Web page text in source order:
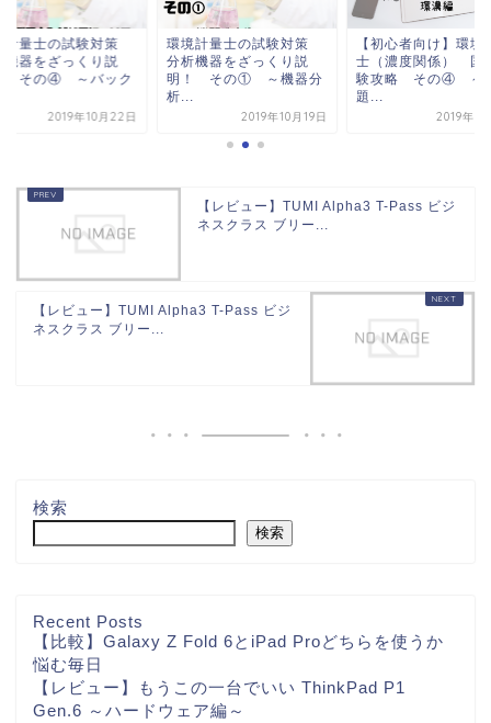
計量士の試験対策
機器をざっくり説
その④ ～バック
2019年10月22日
環境計量士の試験対策
分析機器をざっくり説
明！ その① ～機器分
析...
2019年10月19日
【初心者向け】環境
士（濃度関係） 国
験攻略 その④ ～
題...
2019年8
【レビュー】TUMI Alpha3 T-Pass ビジ
ネスクラス ブリー...
【レビュー】TUMI Alpha3 T-Pass ビジ
ネスクラス ブリー...
検索
検索
Recent Posts
【比較】Galaxy Z Fold 6とiPad Proどちらを使うか
悩む毎日
【レビュー】もうこの一台でいい ThinkPad P1
Gen.6 ～ハードウェア編～